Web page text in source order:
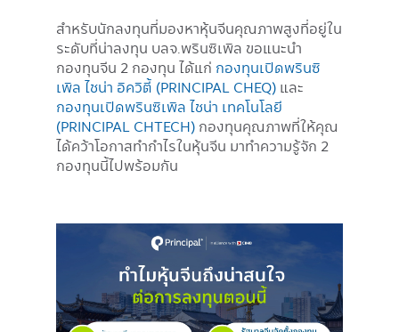
สำหรับนักลงทุนที่มองหาหุ้นจีนคุณภาพสูงที่อยู่ใน
ระดับที่น่าลงทุน บลจ.พรินซิเพิล ขอแนะนำ
กองทุนจีน 2 กองทุน ได้แก่ กองทุนเปิดพรินซิ
เพิล ไชน่า อิควิตี้ (PRINCIPAL CHEQ) และ
กองทุนเปิดพรินซิเพิล ไชน่า เทคโนโลยี
(PRINCIPAL CHTECH) กองทุนคุณภาพที่ให้คุณ
ได้คว้าโอกาสทำกำไรในหุ้นจีน มาทำความรู้จัก 2
กองทุนนี้ไปพร้อมกัน